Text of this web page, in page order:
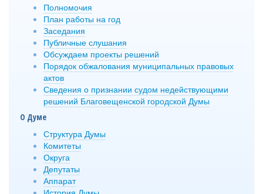
Полномочия
План работы на год
Заседания
Публичные слушания
Обсуждаем проекты решений
Порядок обжалования муниципальных правовых
актов
Сведения о признании судом недействующими
решений Благовещенской городской Думы
О Думе
Структура Думы
Комитеты
Округа
Депутаты
Аппарат